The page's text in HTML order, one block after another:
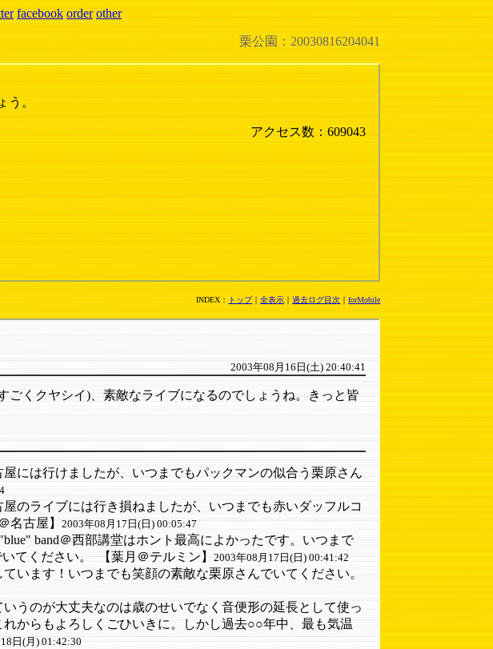
facebook order other
栗公園：20030816204041
。
アクセス数：609043
INDEX： トップ｜全表示 ｜過去ログ目次 ｜forMobile
2003年08月16日(土) 20:40:41
くクヤシイ)、素敵なライブになるのでしょうね。きっと皆
には行けましたが、いつまでもパックマンの似合う栗原さん
のライブには行き損ねましたが、いつまでも赤いダッフルコ
名古屋】2003年08月17日(日) 00:05:47
band＠西部講堂はホント最高によかったです。いつまで
てください。
【葉月＠テルミン】2003年08月17日(日) 00:41:42
います！いつまでも笑顔の素敵な栗原さんでいてください。
うのが大丈夫なのは歳のせいでなく音便形の延長として使っ
からもよろしくごひいきに。しかし過去○○年中、最も気温
日(月) 01:42:30